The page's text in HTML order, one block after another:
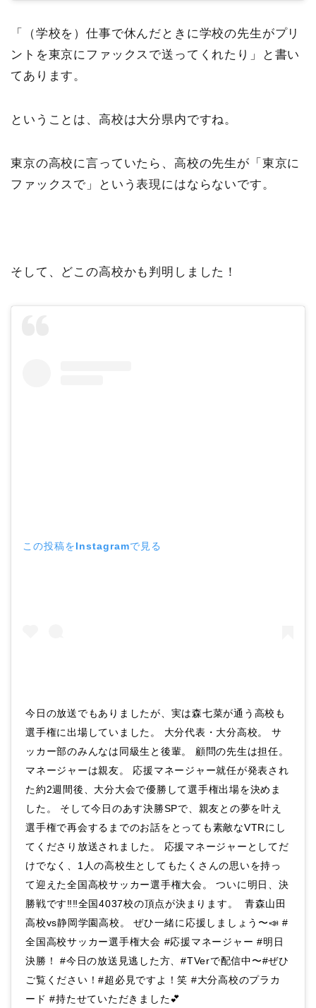
「（学校を）仕事で休んだときに学校の先生がプリ
ントを東京にファックスで送ってくれたり」と書い
てあります。
ということは、高校は大分県内ですね。
東京の高校に言っていたら、高校の先生が「東京に
ファックスで」という表現にはならないです。
そして、どこの高校かも判明しました！
この投稿をInstagramで見る
今日の放送でもありましたが、実は森七菜が通う高校も
選手権に出場していました。 大分代表・大分高校。 サ
ッカー部のみんなは同級生と後輩。 顧問の先生は担任。
マネージャーは親友。 応援マネージャー就任が発表され
た約2週間後、大分大会で優勝して選手権出場を決めま
した。 そして今日のあす決勝SPで、親友との夢を叶え
選手権で再会するまでのお話をとっても素敵なVTRにし
てくださり放送されました。 応援マネージャーとしてだ
けでなく、1人の高校生としてもたくさんの思いを持っ
て迎えた全国高校サッカー選手権大会。 ついに明日、決
勝戦です‼️‼️全国4037校の頂点が決まります。 ️ 青森山田
高校vs静岡学園高校。 ぜひ一緒に応援しましょう〜📣 #
全国高校サッカー選手権大会 #応援マネージャー #明日
決勝！ #今日の放送見逃した方、#TVerで配信中〜#ぜひ
ご覧ください！#超必見ですよ！笑 #大分高校のプラカ
ード #持たせていただきました💕